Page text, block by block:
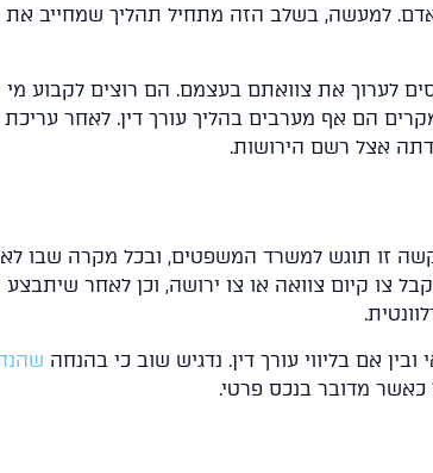
למעשה, בשלב הזה מתחיל תהליך שמחייב את
לערוך את צוואתם בעצמם. הם רוצים לקבוע מי
הם אף מערבים בהליך עורך דין. לאחר עריכת
אצל רשם הירושות.
זו תוגש למשרד המשפטים, ובכל מקרה שבו לא
צו קיום צוואה או צו ירושה, וכן לאחר שיתבצע
אם בליווי עורך דין. נדגיש שוב כי בהנחה
מדובר בנכס פרטי.
באשקלון
10 טיפים למכור